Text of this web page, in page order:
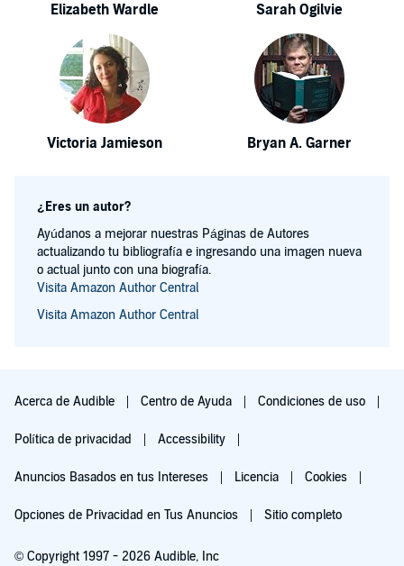
Elizabeth Wardle Sarah Ogilvie
Victoria Jamieson Bryan A. Garner
¿Eres un autor?
Ayúdanos a mejorar nuestras Páginas de Autores
actualizando tu bibliografía e ingresando una imagen nueva
o actual junto con una biografía.
Visita Amazon Author Central
Visita Amazon Author Central
Acerca de Audible Centro de Ayuda Condiciones de uso
Política de privacidad Accessibility
Anuncios Basados en tus Intereses Licencia Cookies
Opciones de Privacidad en Tus Anuncios Sitio completo
© Copyright 1997 - 2026 Audible, Inc